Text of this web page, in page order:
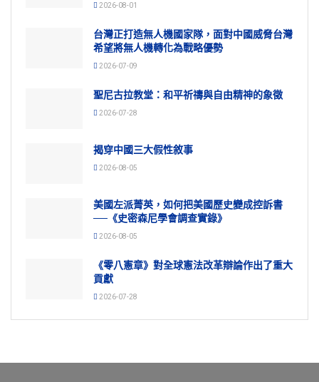
2026-08-01
台灣正打造無人機國家隊，面對中國威脅台灣
希望將無人機轉化為戰略優勢
2026-07-09
聖尼古拉教堂：和平祈禱與自由精神的象徵
2026-07-28
揭穿中國三大假性敘事
2026-08-05
美國左派菁英，如何把美國歷史變成控訴書
──《史密森尼學會調查實錄》
2026-08-05
《零八憲章》對全球憲法改革辯論作出了重大
貢獻
2026-07-28